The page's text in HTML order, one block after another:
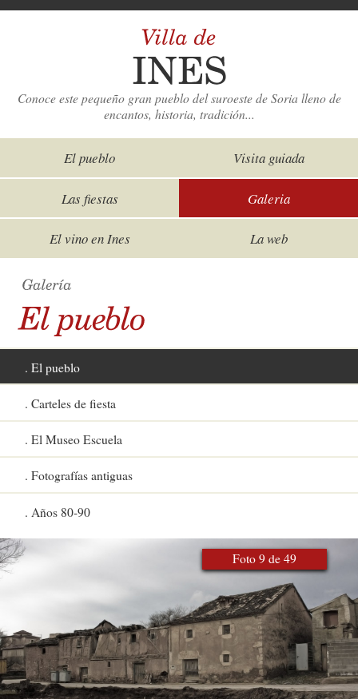
Conoce este pequeño gran pueblo del suroeste de Soria lleno de
encantos, historia, tradición...
El pueblo Visita guiada
Las fiestas Galeria
El vino en Ines La web
El pueblo
Carteles de fiesta
El Museo Escuela
Fotografías antiguas
Años 80-90
Foto 9 de 49